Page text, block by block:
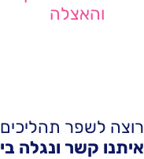
והאצלה
רוצה לשפר
איתנו קשר ונגלה